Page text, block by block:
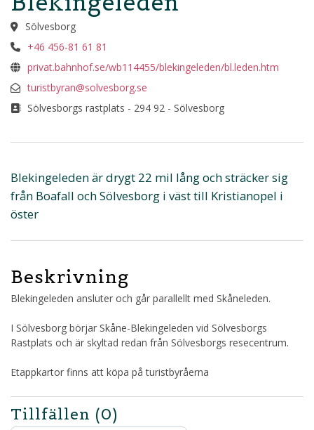
Sölvesborg
+46 456-81 61 81
privat.bahnhof.se/wb114455/blekingeleden/bl.leden.htm
turistbyran@solvesborg.se
Sölvesborgs rastplats - 294 92 - Sölvesborg
Blekingeleden är drygt 22 mil lång och sträcker sig
från Boafall och Sölvesborg i väst till Kristianopel i
öster
Beskrivning
Blekingeleden ansluter och går parallellt med Skåneleden.
I Sölvesborg börjar Skåne-Blekingeleden vid Sölvesborgs
Rastplats och är skyltad redan från Sölvesborgs resecentrum.
Etappkartor finns att köpa på turistbyråerna
Tillfällen (0)